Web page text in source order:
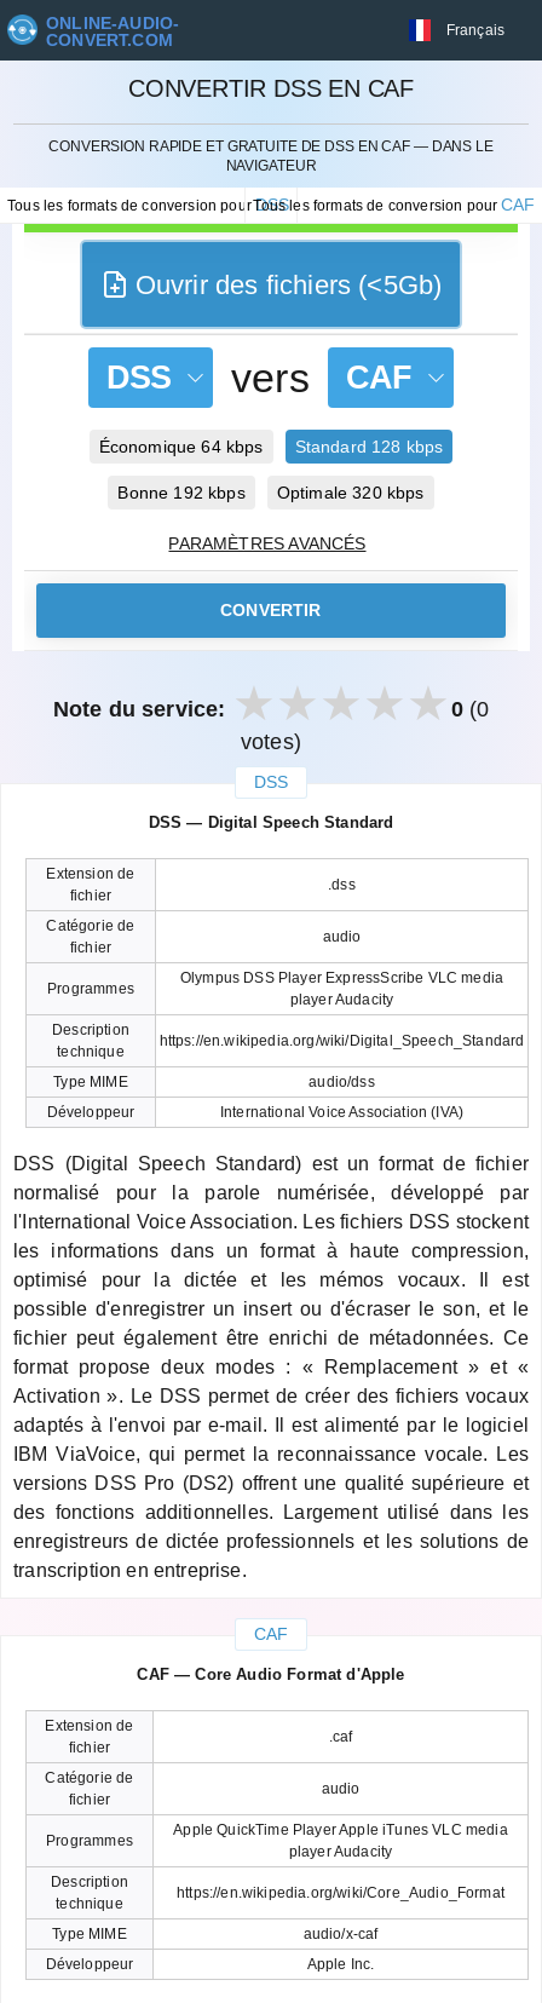
ONLINE-AUDIO-
CONVERT.COM
Français
CONVERTIR DSS EN CAF
CONVERSION RAPIDE ET GRATUITE DE DSS EN CAF — DANS LE
NAVIGATEUR
Tous les formats de conversion pourDSS
Tous les formats de conversion pourCAF
Ouvrir des fichiers (<5Gb)
DSS vers CAF
Économique 64 kbps Standard 128 kbps
Bonne 192 kbps Optimale 320 kbps
PARAMÈTRES AVANCÉS
CONVERTIR
Note du service: 0(0
votes)
DSS
DSS — Digital Speech Standard
Extension de
fichier
.dss
Catégorie de
fichier
audio
Programmes
Olympus DSS Player ExpressScribe VLC media
player Audacity
Description
technique
https://en.wikipedia.org/wiki/Digital_Speech_Standard
Type MIME
audio/dss
Développeur
International Voice Association (IVA)
DSS (Digital Speech Standard) est un format de fichier
normalisé pour la parole numérisée, développé par
l'International Voice Association. Les fichiers DSS stockent
les informations dans un format à haute compression,
optimisé pour la dictée et les mémos vocaux. Il est
possible d'enregistrer un insert ou d'écraser le son, et le
fichier peut également être enrichi de métadonnées. Ce
format propose deux modes : « Remplacement » et «
Activation ». Le DSS permet de créer des fichiers vocaux
adaptés à l'envoi par e-mail. Il est alimenté par le logiciel
IBM ViaVoice, qui permet la reconnaissance vocale. Les
versions DSS Pro (DS2) offrent une qualité supérieure et
des fonctions additionnelles. Largement utilisé dans les
enregistreurs de dictée professionnels et les solutions de
transcription en entreprise.
CAF
CAF — Core Audio Format d'Apple
Extension de
fichier
.caf
Catégorie de
fichier
audio
Programmes
Apple QuickTime Player Apple iTunes VLC media
player Audacity
Description
technique
https://en.wikipedia.org/wiki/Core_Audio_Format
Type MIME
audio/x-caf
Développeur
Apple Inc.